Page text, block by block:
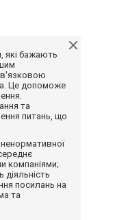
які бажають
Це допоможе
та
питань, що
компаніями;
посилань на
та